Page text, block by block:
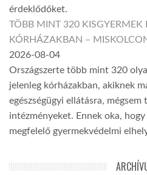
érdeklődőket.
TÖBB MINT 320 KISGYERMEK
KÓRHÁZAKBAN –
2026-08-04
Országszerte több mint 320
jelenleg kórházakban, akiknek
egészségügyi ellátásra, mégsem
intézményeket. Ennek oka,
megfelelő gyermekvédelmi